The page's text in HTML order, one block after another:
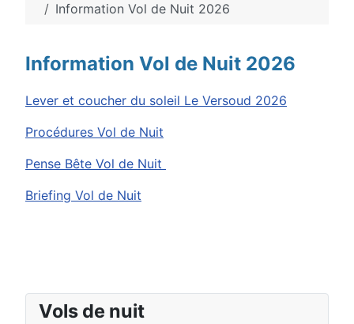
Vols de nuit
Information Vol de Nuit 2026
Détails
Information Vol de Nuit 2026
Lever et coucher du soleil Le Versoud 2026
Procédures Vol de Nuit
Pense Bête Vol de Nuit
Briefing Vol de Nuit